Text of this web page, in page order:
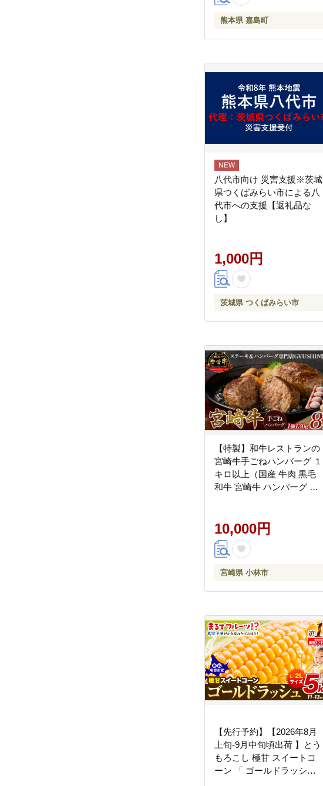
熊本県 嘉島町
八代市向け 災害支援※茨城
県つくばみらい市による八
代市への支援【返礼品な
し】
1,000円
茨城県 つくばみらい市
【特製】和牛レストランの
宮崎牛手ごねハンバーグ １
キロ以上（国産 牛肉 黒毛
和牛 宮崎牛 ハンバーグ 手
10,000円
宮崎県 小林市
【先行予約】【2026年8月
上旬-9月中旬頃出荷 】とう
もろこし 極甘 スイートコ
ーン 「 ゴールドラッシュ